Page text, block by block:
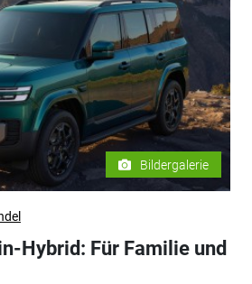
Bildergalerie
Hybrid: Für Familie und